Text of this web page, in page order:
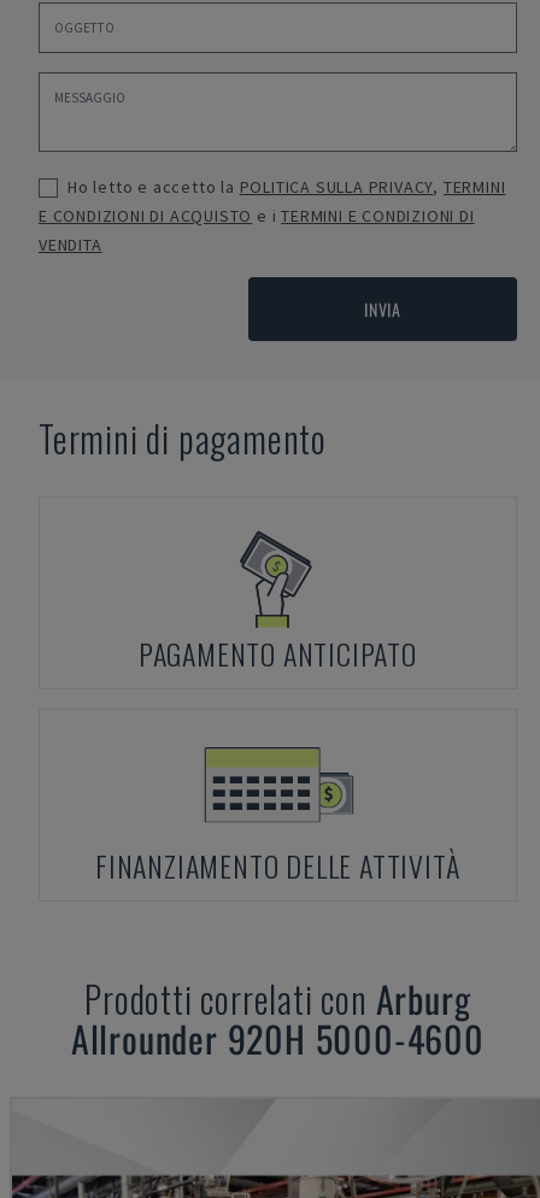
Ho letto e accetto la POLITICA SULLA PRIVACY, TERMINI
E CONDIZIONI DI ACQUISTO e iTERMINI E CONDIZIONI DI
VENDITA
INVIA
Termini di pagamento
PAGAMENTO ANTICIPATO
FINANZIAMENTO DELLE ATTIVITÀ
Prodotti correlati con Arburg
Allrounder 920H 5000-4600